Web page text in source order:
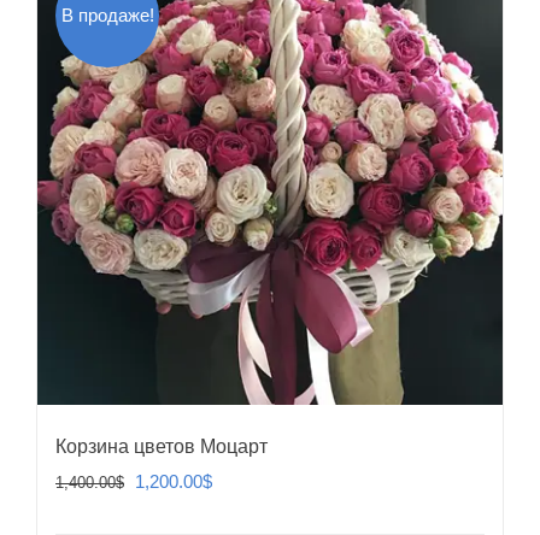
В продаже!
Корзина цветов Моцарт
1,400.00$
Первоначальная
1,200.00$Текущая